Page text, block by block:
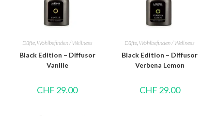
Düfte, Wohlbefinden / Wellness
Black Edition – Diffusor
Vanille
CHF 29.00
Düfte, Wohlbefinden / Wellness
Black Edition – Diffusor
Verbena Lemon
CHF 29.00